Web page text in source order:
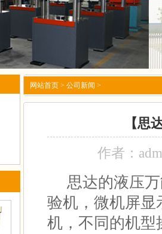
网站首页 > 公司新闻 >
【思
作者：
思达的液压
验机，微机屏显
机，不同的机型